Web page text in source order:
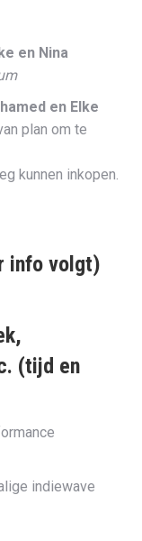
en Nina
en Elke
plan om te
kunnen inkopen.
info volgt)
(tijd en
indiewave